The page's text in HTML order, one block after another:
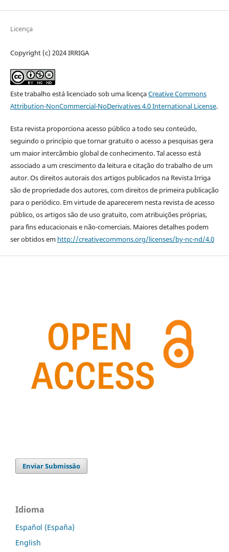
Licença
Copyright (c) 2024 IRRIGA
Este trabalho está licenciado sob uma licençaCreative Commons
Attribution-NonCommercial-NoDerivatives 4.0 International License.
Esta revista proporciona acesso público a todo seu conteúdo,
seguindo o princípio que tornar gratuito o acesso a pesquisas gera
um maior intercâmbio global de conhecimento. Tal acesso está
associado a um crescimento da leitura e citação do trabalho de um
autor. Os direitos autorais dos artigos publicados na Revista Irriga
são de propriedade dos autores, com direitos de primeira publicação
para o periódico. Em virtude de aparecerem nesta revista de acesso
público, os artigos são de uso gratuito, com atribuições próprias,
para fins educacionais e não-comerciais. Maiores detalhes podem
ser obtidos em http://creativecommons.org/licenses/by-nc-nd/4.0
Enviar Submissão
Idioma
Español (España)
English